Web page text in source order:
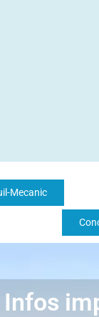
Mecanic
Infos